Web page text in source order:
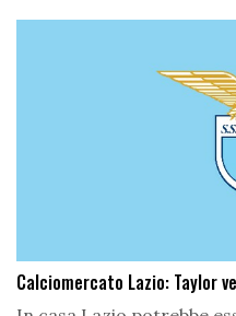
Calciomercato Lazio: Taylor